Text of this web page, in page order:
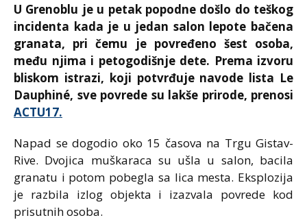
U Grenoblu je u petak popodne došlo do teškog
incidenta kada je u jedan salon lepote bačena
granata, pri čemu je povređeno šest osoba,
među njima i petogodišnje dete. Prema izvoru
bliskom istrazi, koji potvrđuje navode lista Le
Dauphiné, sve povrede su lakše prirode, prenosi
ACTU17.
Napad se dogodio oko 15 časova na Trgu Gistav-
Rive. Dvojica muškaraca su ušla u salon, bacila
granatu i potom pobegla sa lica mesta. Eksplozija
je razbila izlog objekta i izazvala povrede kod
prisutnih osoba.